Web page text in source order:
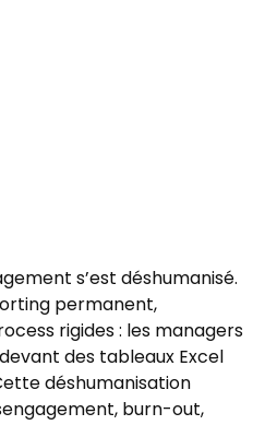
s’est déshumanisé.
permanent,
rigides : les managers
des tableaux Excel
déshumanisation
burn-out,